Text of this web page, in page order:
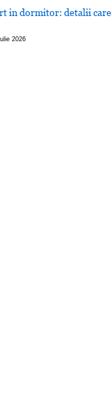
in dormitor: detalii care
2026